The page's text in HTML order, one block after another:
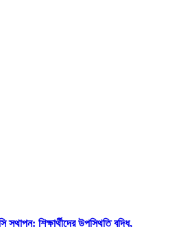
স্থাপন: শিক্ষার্থীদের উপস্থিতি বৃদ্ধি,